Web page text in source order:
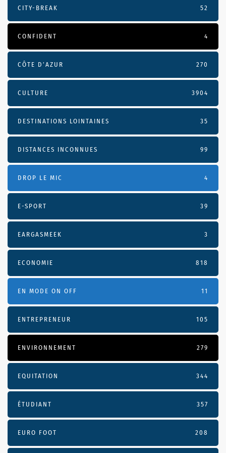
CITY-BREAK 52
CONFIDENT 4
CÔTE D’AZUR 270
CULTURE 3904
DESTINATIONS LOINTAINES 35
DISTANCES INCONNUES 99
DROP LE MIC 4
E-SPORT 39
EARGASMEEK 3
ECONOMIE 818
EN MODE ON OFF 11
ENTREPRENEUR 105
ENVIRONNEMENT 279
EQUITATION 344
ÉTUDIANT 357
EURO FOOT 208